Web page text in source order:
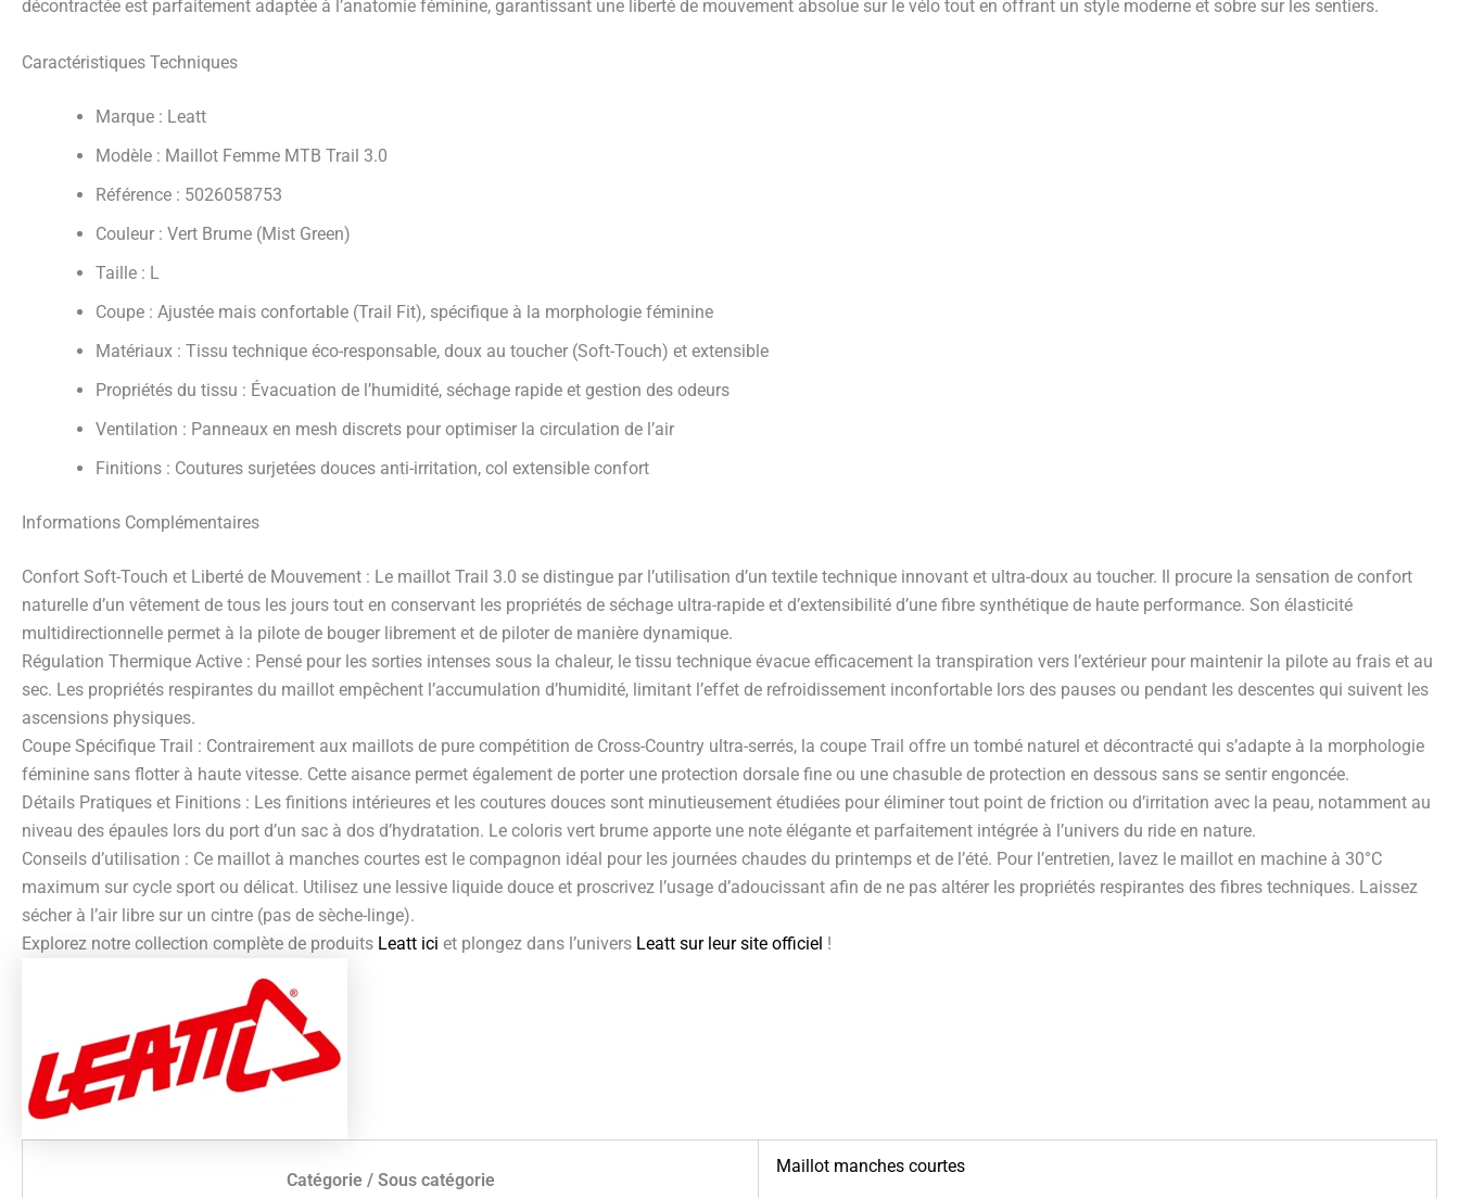
décontractée est parfaitement adaptée à l’anatomie féminine, garantissant une liberté de mouvement absolue sur le vélo tout en offrant un style moderne et sobre sur les sentiers.
Caractéristiques Techniques
Marque : Leatt
Modèle : Maillot Femme MTB Trail 3.0
Référence : 5026058753
Couleur : Vert Brume (Mist Green)
Taille : L
Coupe : Ajustée mais confortable (Trail Fit), spécifique à la morphologie féminine
Matériaux : Tissu technique éco-responsable, doux au toucher (Soft-Touch) et extensible
Propriétés du tissu : Évacuation de l’humidité, séchage rapide et gestion des odeurs
Ventilation : Panneaux en mesh discrets pour optimiser la circulation de l’air
Finitions : Coutures surjetées douces anti-irritation, col extensible confort
Informations Complémentaires
Confort Soft-Touch et Liberté de Mouvement : Le maillot Trail 3.0 se distingue par l’utilisation d’un textile technique innovant et ultra-doux au toucher. Il procure la sensation de confort
naturelle d’un vêtement de tous les jours tout en conservant les propriétés de séchage ultra-rapide et d’extensibilité d’une fibre synthétique de haute performance. Son élasticité
multidirectionnelle permet à la pilote de bouger librement et de piloter de manière dynamique.
Régulation Thermique Active : Pensé pour les sorties intenses sous la chaleur, le tissu technique évacue efficacement la transpiration vers l’extérieur pour maintenir la pilote au frais et au
sec. Les propriétés respirantes du maillot empêchent l’accumulation d’humidité, limitant l’effet de refroidissement inconfortable lors des pauses ou pendant les descentes qui suivent les
ascensions physiques.
Coupe Spécifique Trail : Contrairement aux maillots de pure compétition de Cross-Country ultra-serrés, la coupe Trail offre un tombé naturel et décontracté qui s’adapte à la morphologie
féminine sans flotter à haute vitesse. Cette aisance permet également de porter une protection dorsale fine ou une chasuble de protection en dessous sans se sentir engoncée.
Détails Pratiques et Finitions : Les finitions intérieures et les coutures douces sont minutieusement étudiées pour éliminer tout point de friction ou d’irritation avec la peau, notamment au
niveau des épaules lors du port d’un sac à dos d’hydratation. Le coloris vert brume apporte une note élégante et parfaitement intégrée à l’univers du ride en nature.
Conseils d’utilisation : Ce maillot à manches courtes est le compagnon idéal pour les journées chaudes du printemps et de l’été. Pour l’entretien, lavez le maillot en machine à 30°C
maximum sur cycle sport ou délicat. Utilisez une lessive liquide douce et proscrivez l’usage d’adoucissant afin de ne pas altérer les propriétés respirantes des fibres techniques. Laissez
sécher à l’air libre sur un cintre (pas de sèche-linge).
Explorez notre collection complète de produits Leatt ici et plongez dans l’univers Leatt sur leur site officiel !
Catégorie / Sous catégorie
Maillot manches courtes